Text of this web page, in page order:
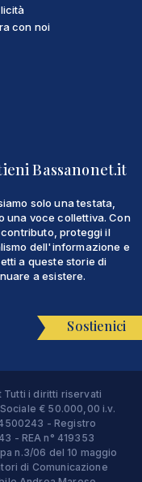
con noi
Bassanonet.it
solo una testata,
una voce collettiva. Con
proteggi il
dell'informazione e
a queste storie di
a esistere.
Sostienici
i diritti riservati
€ 50.000,00 i.v.
- Registro
- REA n° 419353
n.3/06 del 10 maggio
di Comunicazione